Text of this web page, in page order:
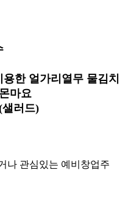
한 얼가리열무 물김치
마요
러드)
나 관심있는 예비창업주